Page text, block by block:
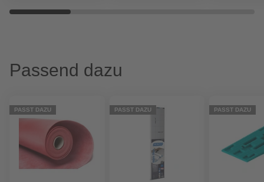
Passend dazu
PASST DAZU PASST DAZU PASST DAZU